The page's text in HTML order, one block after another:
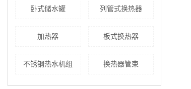
卧式储水罐 列管式换热器
加热器 板式换热器
不锈钢热水机组 换热器管束